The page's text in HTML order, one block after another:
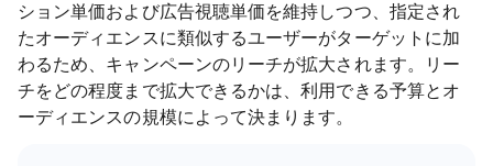
ション単価および広告視聴単価を維持しつつ、指定され
たオーディエンスに類似するユーザーがターゲットに加
わるため、キャンペーンのリーチが拡大されます。リー
チをどの程度まで拡大できるかは、利用できる予算とオ
ーディエンスの規模によって決まります。